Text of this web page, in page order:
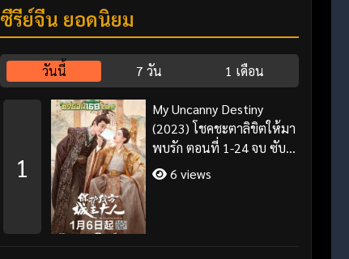
ซีรี่ย์จีน ยอดนิยม
วันนี้ 7 วัน 1 เดือน
1
My Uncanny Destiny
(2023) โชคชะตาลิขิตให้มา
พบรัก ตอนที่ 1-24 จบ ซับ
ไทย/พากย์ไทย
6 views